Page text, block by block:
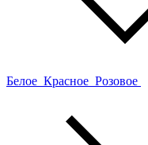
Белое Красное Розовое